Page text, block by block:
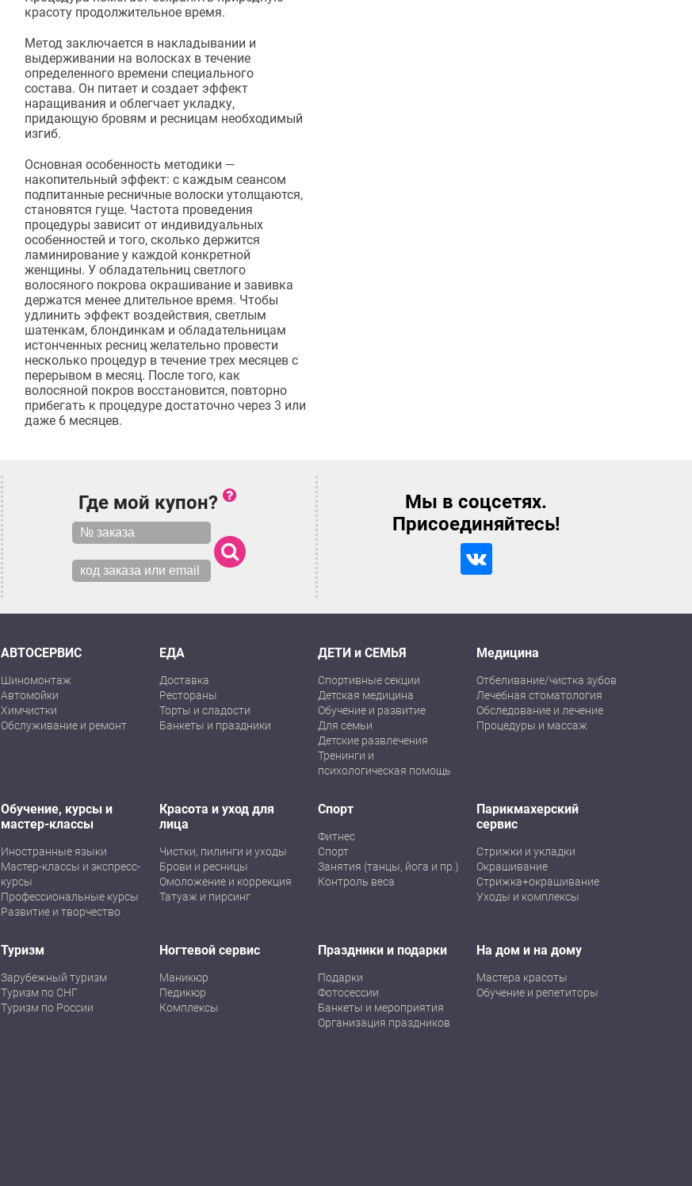
красоту продолжительное время.
Метод заключается в накладывании и
выдерживании на волосках в течение
определенного времени специального
состава. Он питает и создает эффект
наращивания и облегчает укладку,
придающую бровям и ресницам необходимый
изгиб.
Основная особенность методики —
накопительный эффект: с каждым сеансом
подпитанные ресничные волоски утолщаются,
становятся гуще. Частота проведения
процедуры зависит от индивидуальных
особенностей и того, сколько держится
ламинирование у каждой конкретной
женщины. У обладательниц светлого
волосяного покрова окрашивание и завивка
держатся менее длительное время. Чтобы
удлинить эффект воздействия, светлым
шатенкам, блондинкам и обладательницам
истонченных ресниц желательно провести
несколько процедур в течение трех месяцев с
перерывом в месяц. После того, как
волосяной покров восстановится, повторно
прибегать к процедуре достаточно через 3 или
даже 6 месяцев.
Где мой купон?
Мы в соцсетях.
Присоединяйтесь!
АВТОСЕРВИС
Шиномонтаж
Автомойки
Химчистки
Обслуживание и ремонт
ЕДА
Доставка
Рестораны
Торты и сладости
Банкеты и праздники
ДЕТИ и СЕМЬЯ
Спортивные секции
Детская медицина
Обучение и развитие
Для семьи
Детские развлечения
Тренинги и
психологическая помощь
Медицина
Отбеливание/чистка зубов
Лечебная стоматология
Обследование и лечение
Процедуры и массаж
Обучение, курсы и
мастер-классы
Иностранные языки
Мастер-классы и экспресс-
курсы
Профессиональные курсы
Развитие и творчество
Красота и уход для
лица
Чистки, пилинги и уходы
Брови и ресницы
Омоложение и коррекция
Татуаж и пирсинг
Спорт
Фитнес
Спорт
Занятия (танцы, йога и пр.)
Контроль веса
Парикмахерский
сервис
Стрижки и укладки
Окрашивание
Стрижка+окрашивание
Уходы и комплексы
Туризм
Зарубежный туризм
Туризм по СНГ
Туризм по России
Ногтевой сервис
Маникюр
Педикюр
Комплексы
Праздники и подарки
Подарки
Фотосессии
Банкеты и мероприятия
Организация праздников
На дом и на дому
Мастера красоты
Обучение и репетиторы